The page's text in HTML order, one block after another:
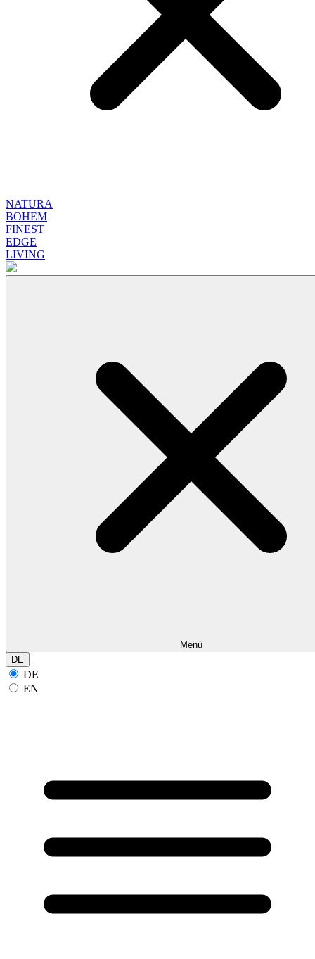
NATURA
BOHEM
FINEST
EDGE
LIVING
Menü
DE
DE
EN